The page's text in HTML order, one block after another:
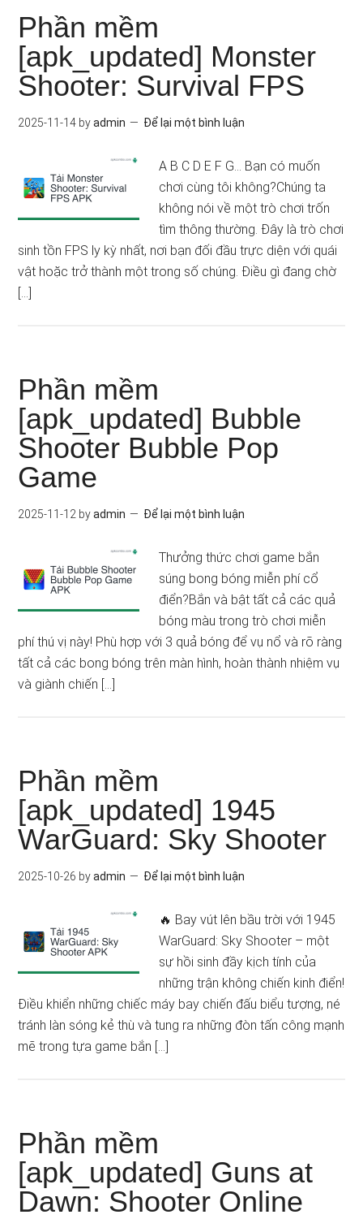
Phần mềm
[apk_updated] Monster
Shooter: Survival FPS
2025-11-14 byadmin Để lại một bình luận
A B C D E F G… Bạn có muốn
chơi cùng tôi không?Chúng ta
không nói về một trò chơi trốn
tìm thông thường. Đây là trò chơi
sinh tồn FPS ly kỳ nhất, nơi bạn đối đầu trực diện với quái
vật hoặc trở thành một trong số chúng. Điều gì đang chờ
[…]
Phần mềm
[apk_updated] Bubble
Shooter Bubble Pop
Game
2025-11-12 byadmin Để lại một bình luận
Thưởng thức chơi game bắn
súng bong bóng miễn phí cổ
điển?Bắn và bật tất cả các quả
bóng màu trong trò chơi miễn
phí thú vị này! Phù hợp với 3 quả bóng để vụ nổ và rõ ràng
tất cả các bong bóng trên màn hình, hoàn thành nhiệm vụ
và giành chiến […]
Phần mềm
[apk_updated] 1945
WarGuard: Sky Shooter
2025-10-26 byadmin Để lại một bình luận
🔥 Bay vút lên bầu trời với 1945
WarGuard: Sky Shooter – một
sự hồi sinh đầy kịch tính của
những trận không chiến kinh điển!
Điều khiển những chiếc máy bay chiến đấu biểu tượng, né
tránh làn sóng kẻ thù và tung ra những đòn tấn công mạnh
mẽ trong tựa game bắn […]
Phần mềm
[apk_updated] Guns at
Dawn: Shooter Online